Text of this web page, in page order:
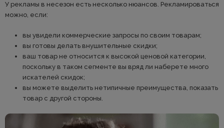
У рекламы в несезон есть несколько нюансов. Рекламироваться
можно, если:
вы увидели коммерческие запросы по своим товарам;
вы готовы делать внушительные скидки;
ваш товар не относится к высокой ценовой категории,
поскольку в таком сегменте вы вряд ли наберете много
искателей скидок;
вы можете выделить нетипичные преимущества, показать
товар с другой стороны.